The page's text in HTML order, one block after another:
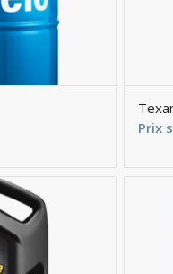
ordre
Prix